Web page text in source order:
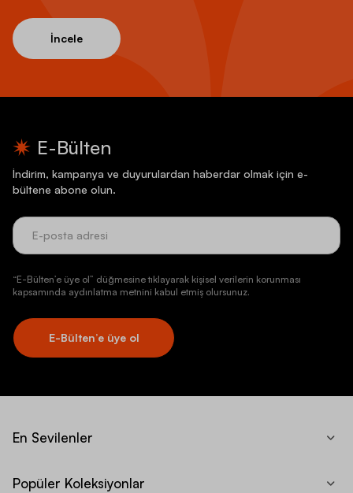
İncele
E-Bülten
İndirim, kampanya ve duyurulardan haberdar olmak için e-
bültene abone olun.
“E-Bülten’e üye ol” düğmesine tıklayarak kişisel verilerin korunması
kapsamında aydınlatma metnini kabul etmiş olursunuz.
E-Bülten’e üye ol
En Sevilenler
Popüler Koleksiyonlar